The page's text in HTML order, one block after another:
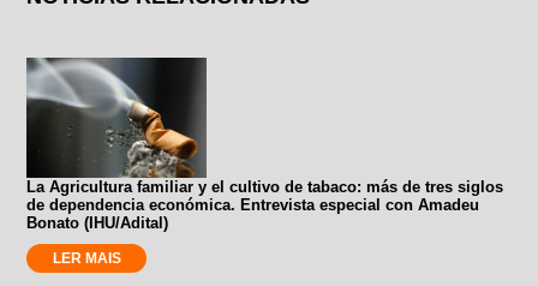
La Agricultura familiar y el cultivo de tabaco: más de tres siglos
de dependencia económica. Entrevista especial con Amadeu
Bonato (IHU/Adital)
LER MAIS